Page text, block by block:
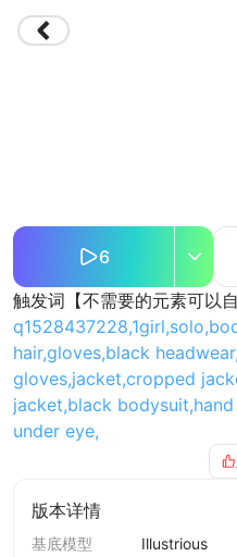
6
触发词【不需要的元素可以自
hair,gloves,black
gloves,jacket,cropped
jacket,black
under eye,
模型说明：只推荐我首页的
面的参数推荐
【云落-国漫Illustrious光辉-
【采样方法(Sampler)】
版本详情
基底模型 Illustrious